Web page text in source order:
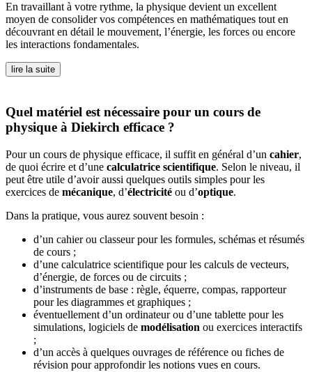
En travaillant à votre rythme, la physique devient un excellent
moyen de consolider vos compétences en mathématiques tout en
découvrant en détail le mouvement, l’énergie, les forces ou encore
les interactions fondamentales.
lire la suite
Quel matériel est nécessaire pour un cours de
physique à Diekirch efficace ?
Pour un cours de physique efficace, il suffit en général d’un cahier,
de quoi écrire et d’une calculatrice scientifique. Selon le niveau, il
peut être utile d’avoir aussi quelques outils simples pour les
exercices de mécanique, d’électricité ou d’optique.
Dans la pratique, vous aurez souvent besoin :
d’un cahier ou classeur pour les formules, schémas et résumés
de cours ;
d’une calculatrice scientifique pour les calculs de vecteurs,
d’énergie, de forces ou de circuits ;
d’instruments de base : règle, équerre, compas, rapporteur
pour les diagrammes et graphiques ;
éventuellement d’un ordinateur ou d’une tablette pour les
simulations, logiciels de modélisation ou exercices interactifs
;
d’un accès à quelques ouvrages de référence ou fiches de
révision pour approfondir les notions vues en cours.